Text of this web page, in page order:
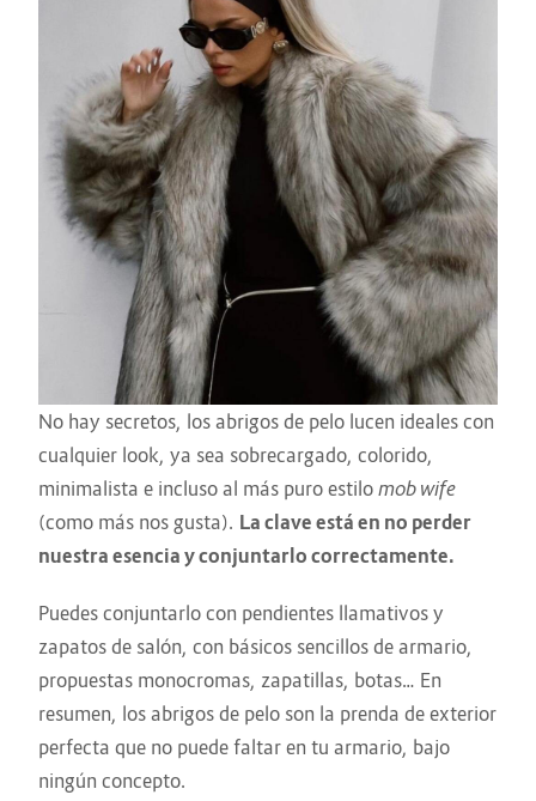
No hay secretos, los abrigos de pelo lucen ideales con
cualquier look, ya sea sobrecargado, colorido,
minimalista e incluso al más puro estilo mob wife
(como más nos gusta). La clave está en no perder
nuestra esencia y conjuntarlo correctamente.
Puedes conjuntarlo con pendientes llamativos y
zapatos de salón, con básicos sencillos de armario,
propuestas monocromas, zapatillas, botas… En
resumen, los abrigos de pelo son la prenda de exterior
perfecta que no puede faltar en tu armario, bajo
ningún concepto.